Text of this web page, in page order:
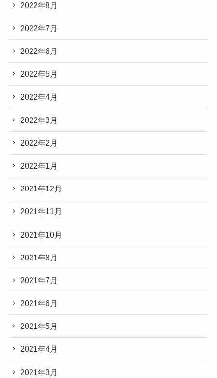
2022年8月
2022年7月
2022年6月
2022年5月
2022年4月
2022年3月
2022年2月
2022年1月
2021年12月
2021年11月
2021年10月
2021年8月
2021年7月
2021年6月
2021年5月
2021年4月
2021年3月